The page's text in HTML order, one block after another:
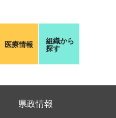
医療情報
組織から
探す
県政情報